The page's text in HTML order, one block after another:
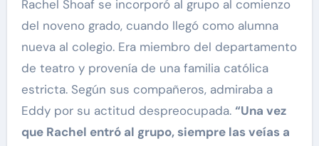
Rachel Shoaf se incorporó al grupo al comienzo
del noveno grado, cuando llegó como alumna
nueva al colegio. Era miembro del departamento
de teatro y provenía de una familia católica
estricta. Según sus compañeros, admiraba a
Eddy por su actitud despreocupada. “Una vez
que Rachel entró al grupo, siempre las veías a